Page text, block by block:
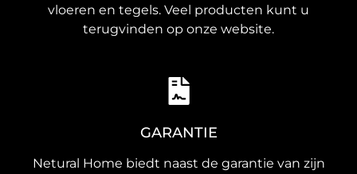
vloeren en tegels. Veel producten kunt u
terugvinden op onze website.
GARANTIE
Netural Home biedt naast de garantie van zijn